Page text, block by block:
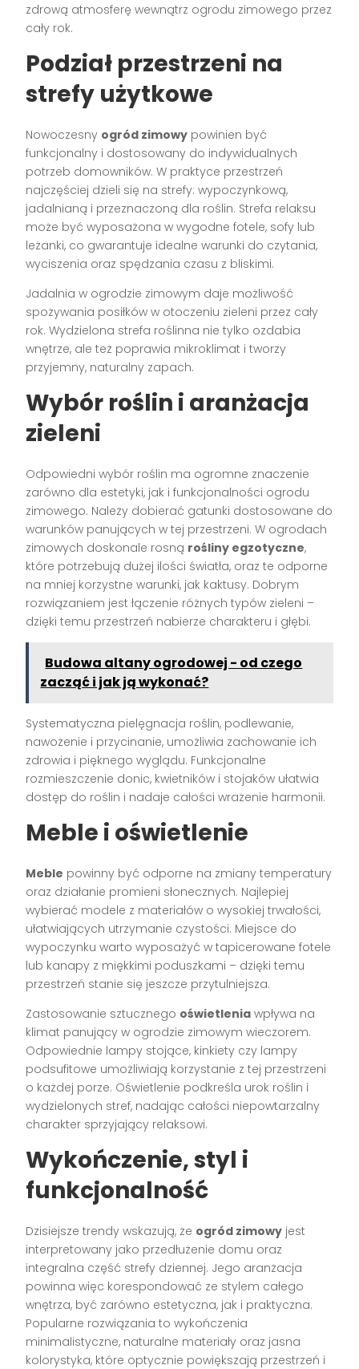
zdrową atmosferę wewnątrz ogrodu zimowego przez
cały rok.
Podział przestrzeni na
strefy użytkowe
Nowoczesny ogród zimowy powinien być
funkcjonalny i dostosowany do indywidualnych
potrzeb domowników. W praktyce przestrzeń
najczęściej dzieli się na strefy: wypoczynkową,
jadalnianą i przeznaczoną dla roślin. Strefa relaksu
może być wyposażona w wygodne fotele, sofy lub
leżanki, co gwarantuje idealne warunki do czytania,
wyciszenia oraz spędzania czasu z bliskimi.
Jadalnia w ogrodzie zimowym daje możliwość
spożywania posiłków w otoczeniu zieleni przez cały
rok. Wydzielona strefa roślinna nie tylko ozdabia
wnętrze, ale też poprawia mikroklimat i tworzy
przyjemny, naturalny zapach.
Wybór roślin i aranżacja
zieleni
Odpowiedni wybór roślin ma ogromne znaczenie
zarówno dla estetyki, jak i funkcjonalności ogrodu
zimowego. Należy dobierać gatunki dostosowane do
warunków panujących w tej przestrzeni. W ogrodach
zimowych doskonale rosną rośliny egzotyczne,
które potrzebują dużej ilości światła, oraz te odporne
na mniej korzystne warunki, jak kaktusy. Dobrym
rozwiązaniem jest łączenie różnych typów zieleni –
dzięki temu przestrzeń nabierze charakteru i głębi.
Budowa altany ogrodowej - od czego
zacząć i jak ją wykonać?
Systematyczna pielęgnacja roślin, podlewanie,
nawożenie i przycinanie, umożliwia zachowanie ich
zdrowia i pięknego wyglądu. Funkcjonalne
rozmieszczenie donic, kwietników i stojaków ułatwia
dostęp do roślin i nadaje całości wrażenie harmonii.
Meble i oświetlenie
Meble powinny być odporne na zmiany temperatury
oraz działanie promieni słonecznych. Najlepiej
wybierać modele z materiałów o wysokiej trwałości,
ułatwiających utrzymanie czystości. Miejsce do
wypoczynku warto wyposażyć w tapicerowane fotele
lub kanapy z miękkimi poduszkami – dzięki temu
przestrzeń stanie się jeszcze przytulniejsza.
Zastosowanie sztucznego oświetlenia wpływa na
klimat panujący w ogrodzie zimowym wieczorem.
Odpowiednie lampy stojące, kinkiety czy lampy
podsufitowe umożliwiają korzystanie z tej przestrzeni
o każdej porze. Oświetlenie podkreśla urok roślin i
wydzielonych stref, nadając całości niepowtarzalny
charakter sprzyjający relaksowi.
Wykończenie, styl i
funkcjonalność
Dzisiejsze trendy wskazują, że ogród zimowy jest
interpretowany jako przedłużenie domu oraz
integralna część strefy dziennej. Jego aranżacja
powinna więc korespondować ze stylem całego
wnętrza, być zarówno estetyczna, jak i praktyczna.
Popularne rozwiązania to wykończenia
minimalistyczne, naturalne materiały oraz jasna
kolorystyka, które optycznie powiększają przestrzeń i